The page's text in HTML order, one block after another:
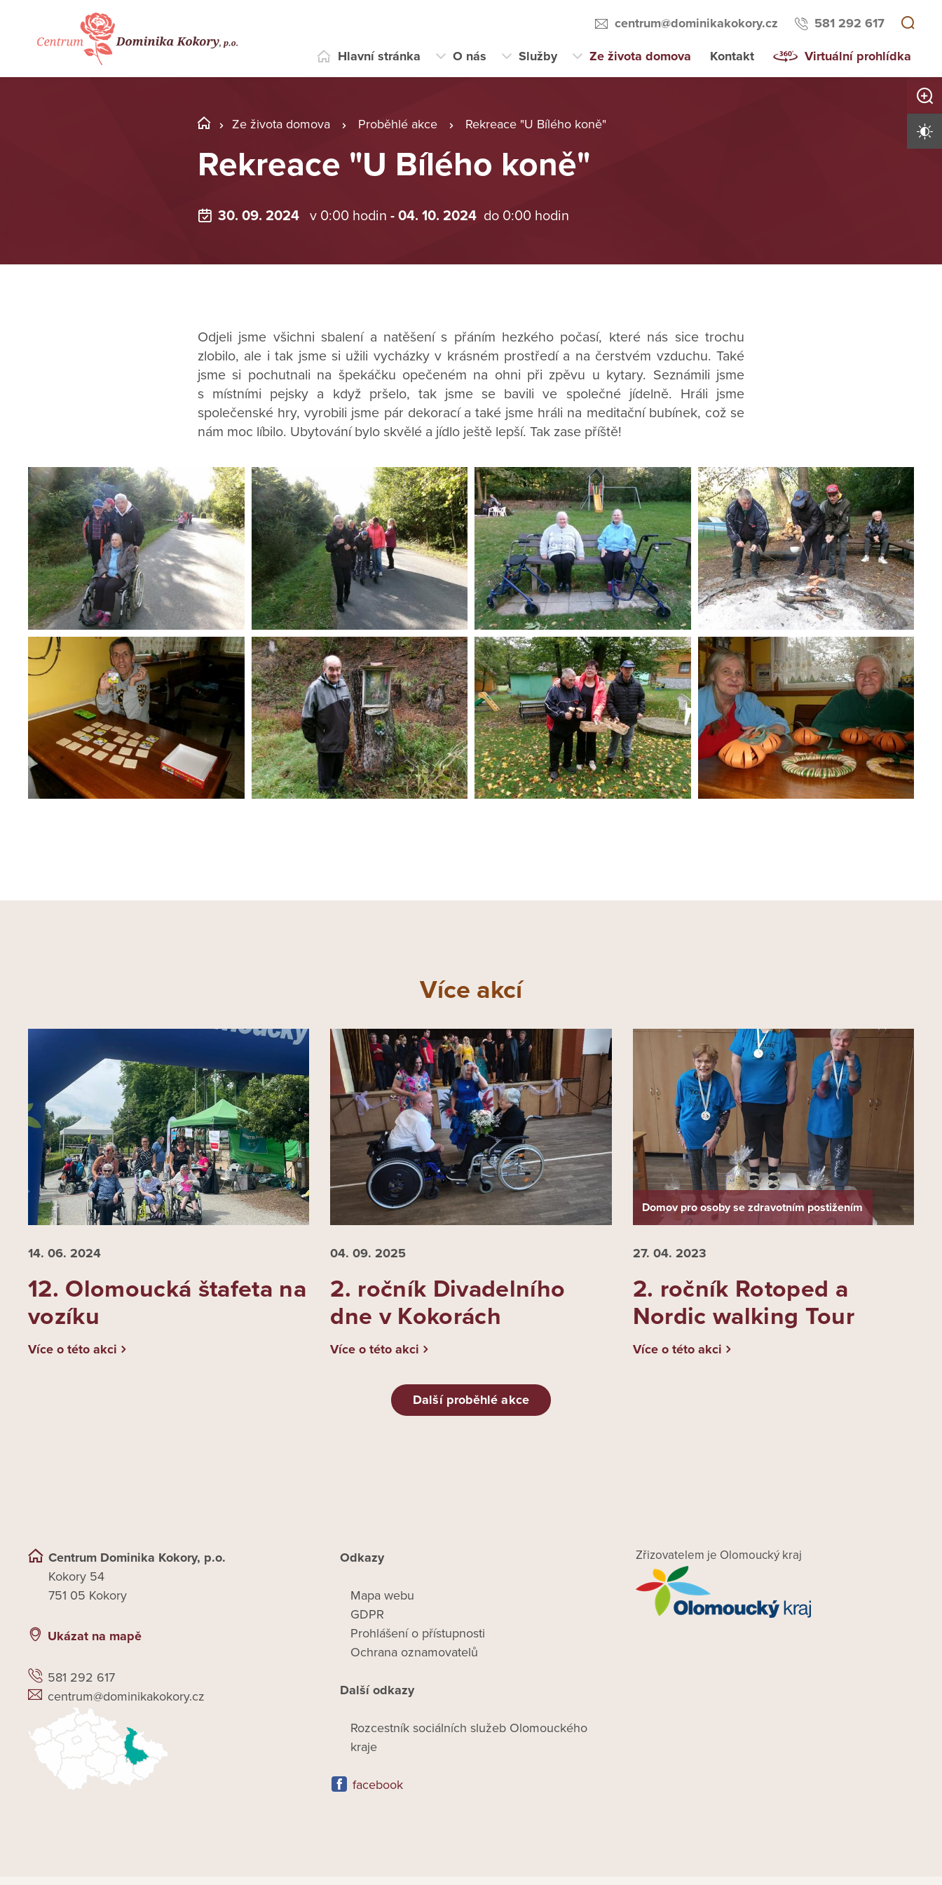
centrum@dominikakokory.cz 581 292 617
Hlavní stránka O nás Služby Ze života domova Kontakt Virtuální prohlídka
Ze života domova Proběhlé akce Rekreace "U Bílého koně"
Rekreace "U Bílého koně"
30. 09. 2024 v 0:00 hodin - 04. 10. 2024 do 0:00 hodin
Odjeli jsme všichni sbalení a natěšení s přáním hezkého počasí, které nás sice trochu
zlobilo, ale i tak jsme si užili vycházky v krásném prostředí a na čerstvém vzduchu. Také
jsme si pochutnali na špekáčku opečeném na ohni při zpěvu u kytary. Seznámili jsme
s místními pejsky a když pršelo, tak jsme se bavili ve společné jídelně. Hráli jsme
společenské hry, vyrobili jsme pár dekorací a také jsme hráli na meditační bubínek, což se
nám moc líbilo. Ubytování bylo skvělé a jídlo ještě lepší. Tak zase příště!
Více akcí
14. 06. 2024
12. Olomoucká štafeta na
vozíku
Více o této akci
04. 09.2025
2. ročník Divadelního
dne v Kokorách
Více o této akci
Domov pro osoby se zdravotním postižením
27. 04. 2023
2. ročník Rotoped a
Nordic walking Tour
Více o této akci
Další proběhlé akce
Centrum Dominika Kokory, p.o.
Kokory 54
751 05 Kokory
Ukázat na mapě
581 292 617
centrum@dominikakokory.cz
Odkazy
Mapa webu
GDPR
Prohlášení o přístupnosti
Ochrana oznamovatelů
Další odkazy
Rozcestník sociálních služeb Olomouckého
kraje
facebook
Zřizovatelem je Olomoucký kraj